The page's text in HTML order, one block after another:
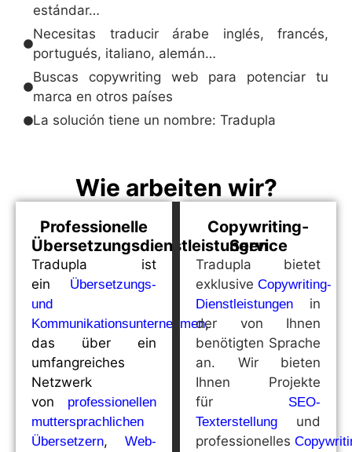
estándar…
Necesitas traducir árabe inglés, francés,
portugués, italiano, alemán…
Buscas copywriting web para potenciar tu
marca en otros países
La solución tiene un nombre: Tradupla
Wie arbeiten wir?
Professionelle
Übersetzungsdienstleistungen
Tradupla ist
ein Übersetzungs-
und
Kommunikationsunternehmen,
das über ein
umfangreiches
Netzwerk
von professionellen
muttersprachlichen
Übersetzern, Web-
Copywriting-
Service
Tradupla bietet
exklusive Copywriting-
Dienstleistungen in
der von Ihnen
benötigten Sprache
an. Wir bieten
Ihnen Projekte
für SEO-
Texterstellung und
professionelles